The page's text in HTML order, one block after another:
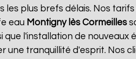
les plus brefs délais. Nos
eau Montigny lès Cormeilles
que l'installation de
une tranquillité d'esprit. Nos